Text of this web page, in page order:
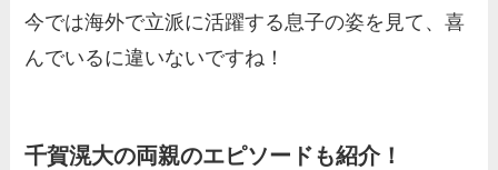
今では海外で立派に活躍する息子の姿を見て、喜
んでいるに違いないですね！
千賀滉大の両親のエピソードも紹介！